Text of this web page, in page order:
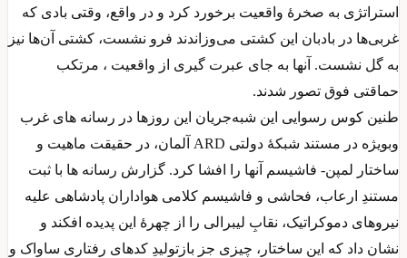
استراتژی به صخرهٔ واقعیت برخورد کرد و در واقع، وقتی بادی که
غربی‌ها در بادبان این کشتی می‌وزاندند فرو نشست، کشتی آن‌ها نیز
به گل نشست. آنها به جای عبرت گیری از واقعیت ، مرتکب
حماقتی فوق تصور شدند.
طنین کوس رسوایی این شبه‌جریان این روزها در رسانه های غرب
وبویژه در مستند شبکهٔ دولتی ARD آلمان، در حقیقت ماهیت و
ساختار لمپن- فاشیسم آنها را افشا کرد. گزارش رسانه ها با ثبت
مستندِ ارعاب، فحاشی و فاشیسم کلامی هواداران پادشاهی علیه
نیروهای دموکراتیک، نقابِ لیبرالی را از چهرهٔ این پدیده افکند و
نشان داد که این ساختار، چیزی جز بازتولیدِ کدهای رفتاری ساواک و